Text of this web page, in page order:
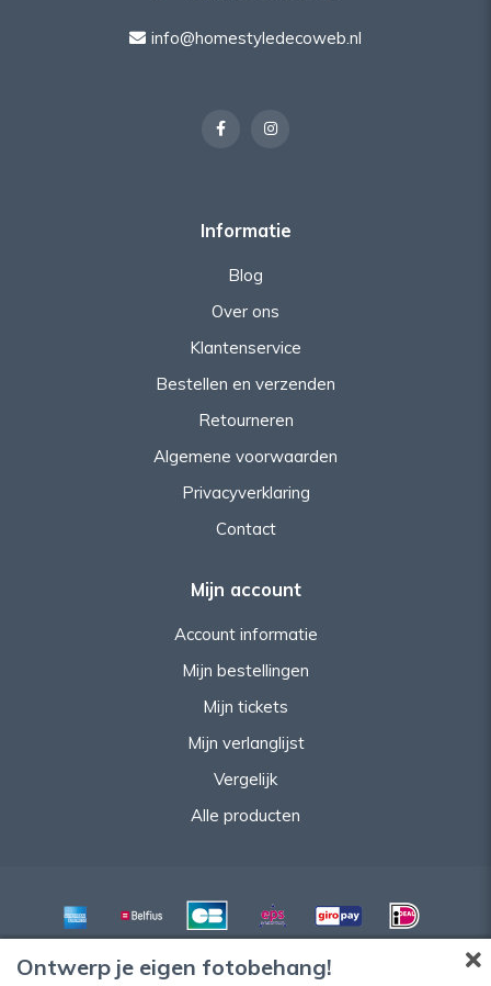
info@homestyledecoweb.nl
Informatie
Blog
Over ons
Klantenservice
Bestellen en verzenden
Retourneren
Algemene voorwaarden
Privacyverklaring
Contact
Mijn account
Account informatie
Mijn bestellingen
Mijn tickets
Mijn verlanglijst
Vergelijk
Alle producten
Ontwerp je eigen fotobehang!